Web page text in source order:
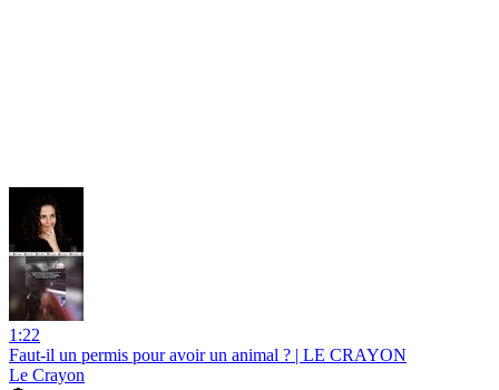
1:22
Faut-il un permis pour avoir un animal ? | LE CRAYON
Le Crayon